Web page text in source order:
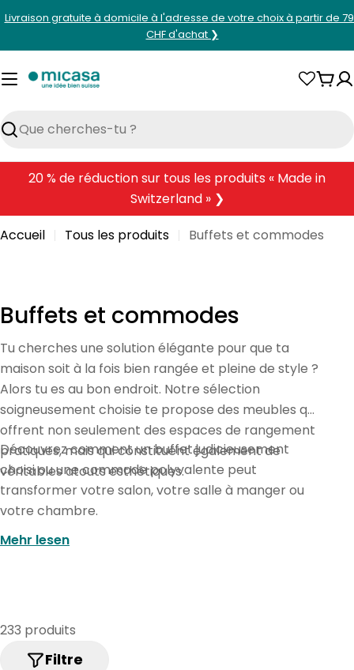
contenu
Livraison gratuite à domicile à l'adresse de votre choix à partir de
CHF d'achat ❯
Rechercher
20 % de réduction sur tous les produits « Made in
Switzerland » ❯
Accueil
Tous les produits Buffets et commodes
C
o
l
l
e
c
t
i
o
n
Buffets et commodes
Tu cherches une solution élégante pour que ta
maison soit à la fois bien rangée et pleine de style ?
Alors tu es au bon endroit. Notre sélection
soigneusement choisie te propose des meubles qui
offrent non seulement des espaces de rangement
pratiques, mais qui constituent également de
véritables atouts esthétiques.
Découvrez comment un buffet judicieusement
choisi ou une commode polyvalente peut
transformer votre salon, votre salle à manger ou
votre chambre.
Mehr lesen
233 produits
Filtre